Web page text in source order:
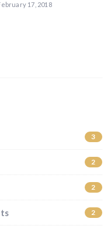
17, 2018
3
2
2
2